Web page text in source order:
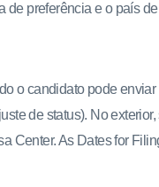
de preferência e o país
o candidato pode
de status). No
Center. As Dates for